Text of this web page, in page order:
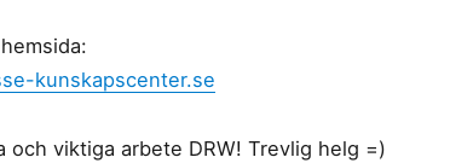
kunskapscenter.se
och viktiga arbete DRW! Trevlig helg =)